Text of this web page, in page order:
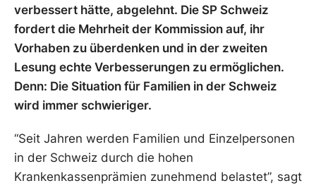
verbessert hätte, abgelehnt. Die SP Schweiz
fordert die Mehrheit der Kommission auf, ihr
Vorhaben zu überdenken und in der zweiten
Lesung echte Verbesserungen zu ermöglichen.
Denn: Die Situation für Familien in der Schweiz
wird immer schwieriger.
“Seit Jahren werden Familien und Einzelpersonen
in der Schweiz durch die hohen
Krankenkassenprämien zunehmend belastet”, sagt